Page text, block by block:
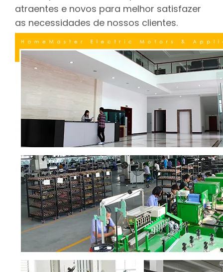
atraentes e novos para melhor satisfazer
as necessidades de nossos clientes.